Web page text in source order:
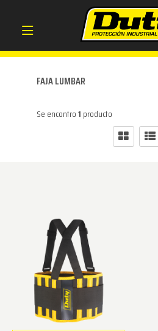
FAJA LUMBAR
Se encontro1 producto